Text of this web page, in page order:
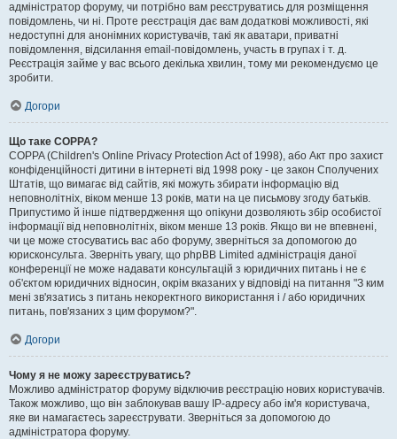
адміністратор форуму, чи потрібно вам реєструватись для розміщення
повідомлень, чи ні. Проте реєстрація дає вам додаткові можливості, які
недоступні для анонімних користувачів, такі як аватари, приватні
повідомлення, відсилання email-повідомлень, участь в групах і т. д.
Реєстрація займе у вас всього декілька хвилин, тому ми рекомендуємо це
зробити.
Догори
Що таке COPPA?
COPPA (Children's Online Privacy Protection Act of 1998), або Акт про захист
конфіденційності дитини в інтернеті від 1998 року - це закон Сполучених
Штатів, що вимагає від сайтів, які можуть збирати інформацію від
неповнолітніх, віком менше 13 років, мати на це письмову згоду батьків.
Припустимо й інше підтвердження що опікуни дозволяють збір особистої
інформації від неповнолітніх, віком менше 13 років. Якщо ви не впевнені,
чи це може стосуватись вас або форуму, зверніться за допомогою до
юрисконсульта. Зверніть увагу, що phpBB Limited адміністрація даної
конференції не може надавати консультацій з юридичних питань і не є
об'єктом юридичних відносин, окрім вказаних у відповіді на питання "З ким
мені зв'язатись з питань некоректного використання і / або юридичних
питань, пов'язаних з цим форумом?".
Догори
Чому я не можу зареєструватись?
Можливо адміністратор форуму відключив реєстрацію нових користувачів.
Також можливо, що він заблокував вашу IP-адресу або ім'я користувача,
яке ви намагаєтесь зареєструвати. Зверніться за допомогою до
адміністратора форуму.